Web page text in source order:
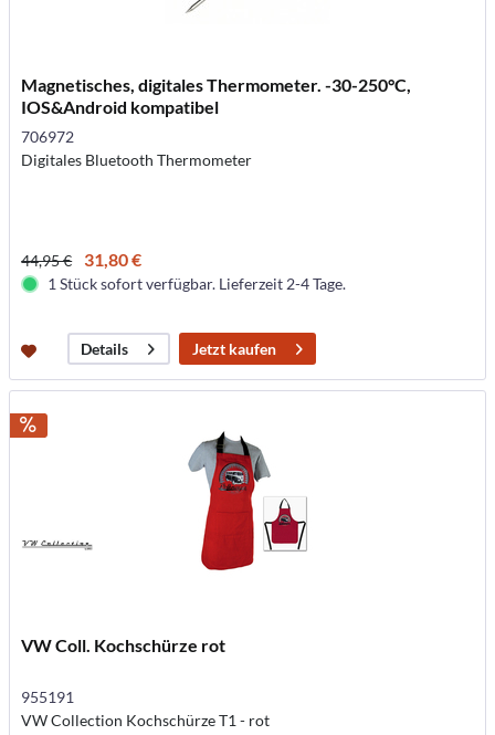
Magnetisches, digitales Thermometer. -30-250°C,
IOS&Android kompatibel
706972
Digitales Bluetooth Thermometer
44,95 € 31,80 €
1 Stück sofort verfügbar. Lieferzeit 2-4 Tage.
Details Jetzt kaufen
VW Coll. Kochschürze rot
955191
VW Collection Kochschürze T1 - rot